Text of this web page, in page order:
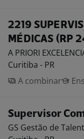
2219
MÉDICAS (RP
A PRIORI
Curitiba - PR
A combinar
Supervisor
GS Gestão de